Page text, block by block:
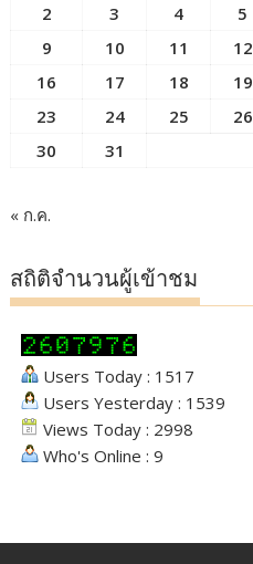
2
3 4 5
9
10 11 12
16
17 18 19
23
24 25 26
30
31
« ก.ค.
สถิติจำนวนผู้เข้าชม
Users Today : 1517
Users Yesterday : 1539
Views Today : 2998
Who's Online : 9